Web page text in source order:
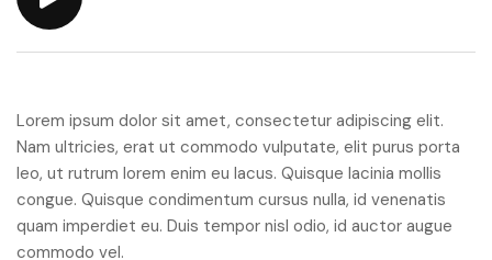
Lorem ipsum dolor sit amet, consectetur adipiscing elit.
Nam ultricies, erat ut commodo vulputate, elit purus porta
leo, ut rutrum lorem enim eu lacus. Quisque lacinia mollis
congue. Quisque condimentum cursus nulla, id venenatis
quam imperdiet eu. Duis tempor nisl odio, id auctor augue
commodo vel.